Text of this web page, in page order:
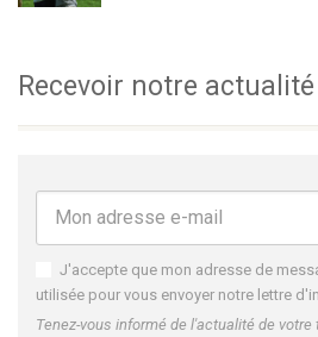
Recevoir notre actualité
J'accepte que mon adresse de
utilisée pour vous envoyer notre lettre
Tenez-vous informé de l'actualité de